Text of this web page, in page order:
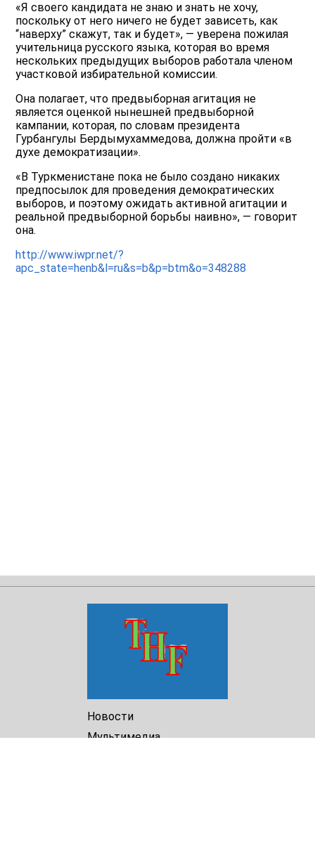
«Я своего кандидата не знаю и знать не хочу,
поскольку от него ничего не будет зависеть, как
“наверху” скажут, так и будет», — уверена пожилая
учительница русского языка, которая во время
нескольких предыдущих выборов работала членом
участковой избирательной комиссии.
Она полагает, что предвыборная агитация не
является оценкой нынешней предвыборной
кампании, которая, по словам президента
Гурбангулы Бердымухаммедова, должна пройти «в
духе демократизации».
«В Туркменистане пока не было создано никаких
предпосылок для проведения демократических
выборов, и поэтому ожидать активной агитации и
реальной предвыборной борьбы наивно», — говорит
она.
http://www.iwpr.net/?
apc_state=henb&l=ru&s=b&p=btm&o=348288
Новости
Мультимедиа